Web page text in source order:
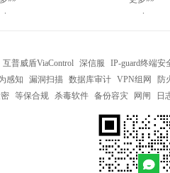
+资产管理）
.
.
互普威盾ViaControl 深信服 IP-guard终端安
感知 漏洞扫描 数据库审计 VPN组网 防
等保合规 杀毒软件 备份容灾 网闸 日